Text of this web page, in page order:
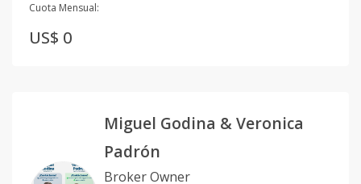
Cuota Mensual:
US$ 0
Miguel Godina & Veronica
Padrón
Broker Owner